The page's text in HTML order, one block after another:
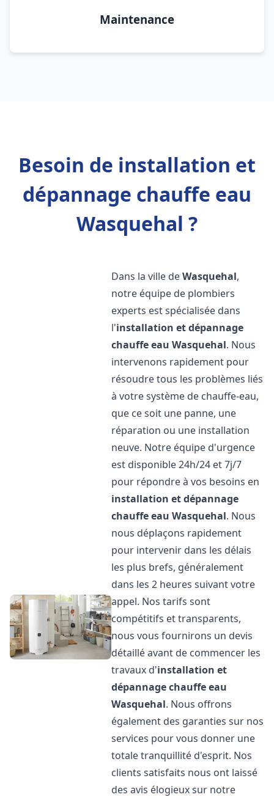
Maintenance
Besoin de installation et
dépannage chauffe eau
Wasquehal ?
Dans la ville deWasquehal,
notre équipe de plombiers
experts est spécialisée dans
l'installation et dépannage
chauffe eau Wasquehal. Nous
intervenons rapidement pour
résoudre tous les problèmes liés
à votre système de chauffe-eau,
que ce soit une panne, une
réparation ou une installation
neuve. Notre équipe d'urgence
est disponible 24h/24 et 7j/7
pour répondre à vos besoins en
installation et dépannage
chauffe eau Wasquehal. Nous
nous déplaçons rapidement
pour intervenir dans les délais
les plus brefs, généralement
dans les 2 heures suivant votre
appel. Nos tarifs sont
compétitifs et transparents,
nous vous fournirons un devis
détaillé avant de commencer les
travaux d'installation et
dépannage chauffe eau
Wasquehal. Nous offrons
également des garanties sur nos
services pour vous donner une
totale tranquillité d'esprit. Nos
clients satisfaits nous ont laissé
des avis élogieux sur notre